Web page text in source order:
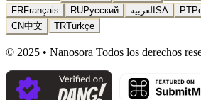
FRFrançais RUРусский SA العربية PT
CN中文 TRTürkçe
© 2025 • Nanosora Todos los derechos